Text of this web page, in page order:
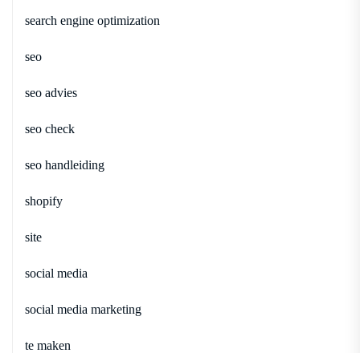
search engine optimization
seo
seo advies
seo check
seo handleiding
shopify
site
social media
social media marketing
te maken